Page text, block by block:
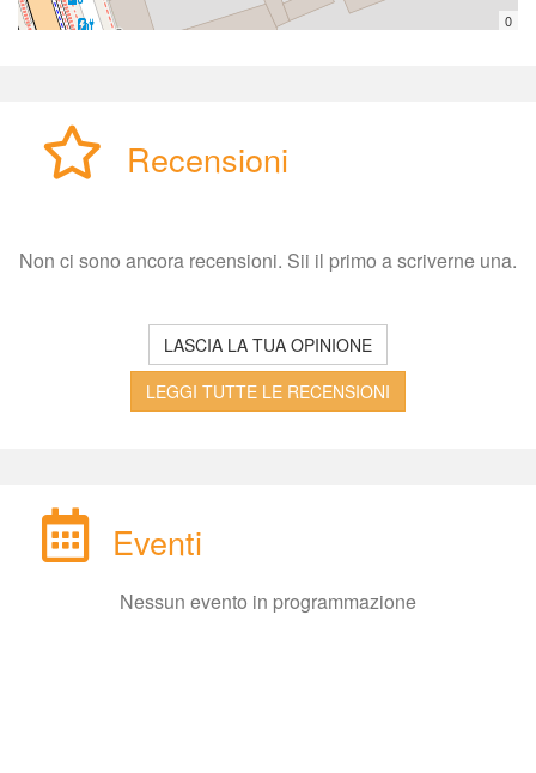
0
Recensioni
Non ci sono ancora recensioni. Sii il primo a scriverne una.
LASCIA LA TUA OPINIONE
LEGGI TUTTE LE RECENSIONI
Eventi
Nessun evento in programmazione